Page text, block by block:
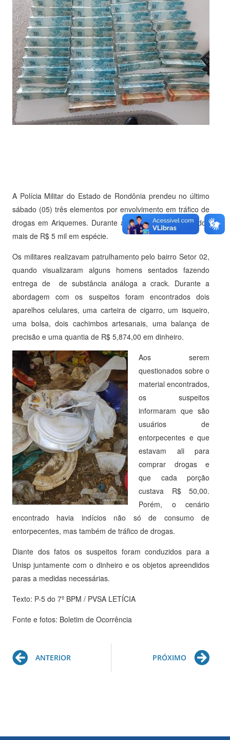
A Polícia Militar do Estado de Rondônia prendeu no último
sábado (05) três elementos por envolvimento em tráfico de
drogas em Ariquemes. Durante a ação foram apreendidos
mais de R$ 5 mil em espécie.
Os militares realizavam patrulhamento pelo bairro Setor 02,
quando visualizaram alguns homens sentados fazendo
entrega de de substância análoga a crack. Durante a
abordagem com os suspeitos foram encontrados dois
aparelhos celulares, uma carteira de cigarro, um isqueiro,
uma bolsa, dois cachimbos artesanais, uma balança de
precisão e uma quantia de R$ 5,874,00 em dinheiro.
Aos serem
questionados sobre o
material encontrados,
os suspeitos
informaram que são
usuários de
entorpecentes e que
estavam ali para
comprar drogas e
que cada porção
custava R$ 50,00.
Porém, o cenário
encontrado havia indícios não só de consumo de
entorpecentes, mas também de tráfico de drogas.
Diante dos fatos os suspeitos foram conduzidos para a
Unisp juntamente com o dinheiro e os objetos apreendidos
paras a medidas necessárias.
Texto: P-5 do 7º BPM / PVSA LETÍCIA
Fonte e fotos: Boletim de Ocorrência
Prev
ANTERIOR PRÓXIMO